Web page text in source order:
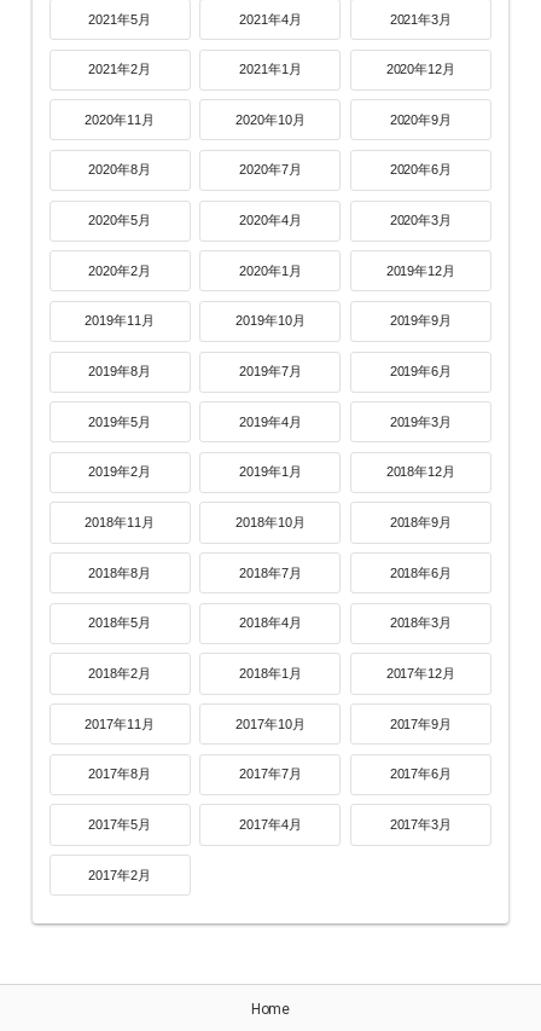
2021年5月 2021年4月 2021年3月
2021年2月 2021年1月 2020年12月
2020年11月 2020年10月 2020年9月
2020年8月 2020年7月 2020年6月
2020年5月 2020年4月 2020年3月
2020年2月 2020年1月 2019年12月
2019年11月 2019年10月 2019年9月
2019年8月 2019年7月 2019年6月
2019年5月 2019年4月 2019年3月
2019年2月 2019年1月 2018年12月
2018年11月 2018年10月 2018年9月
2018年8月 2018年7月 2018年6月
2018年5月 2018年4月 2018年3月
2018年2月 2018年1月 2017年12月
2017年11月 2017年10月 2017年9月
2017年8月 2017年7月 2017年6月
2017年5月 2017年4月 2017年3月
2017年2月
Home